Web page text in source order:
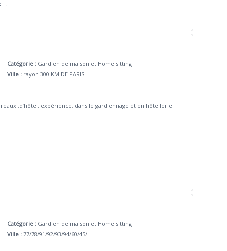
...
Catégorie : Gardien de maison et Home sitting
Ville : rayon 300 KM DE PARIS
,d’hôtel. expérience, dans le gardiennage et en hôtellerie
Catégorie : Gardien de maison et Home sitting
Ville : 77/78/91/92/93/94/60/45/